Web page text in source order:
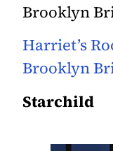
Brooklyn
Harriet’s
Brooklyn
Starchild